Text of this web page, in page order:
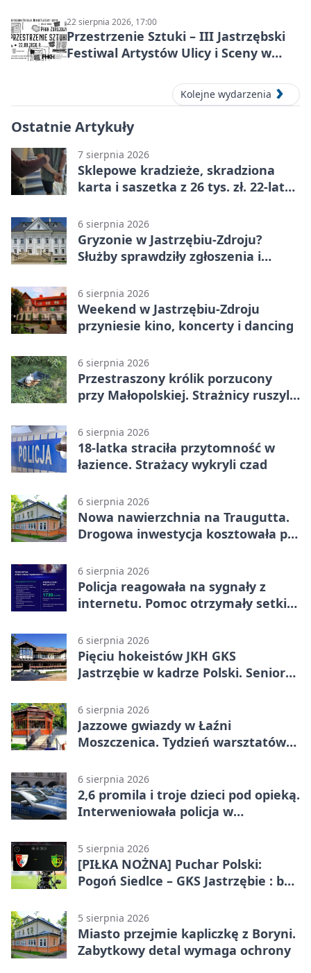
22 sierpnia 2026, 17:00
Przestrzenie Sztuki – III Jastrzębski
Festiwal Artystów Ulicy i Sceny w
Kolejne wydarzenia
Ostatnie Artykuły
7 sierpnia 2026
Sklepowe kradzieże, skradziona
karta i saszetka z 26 tys. zł. 22-latek
6 sierpnia 2026
Gryzonie w Jastrzębiu-Zdroju?
Służby sprawdziły zgłoszenia i
6 sierpnia 2026
Weekend w Jastrzębiu-Zdroju
przyniesie kino, koncerty i dancing
6 sierpnia 2026
Przestraszony królik porzucony
przy Małopolskiej. Strażnicy ruszyli
6 sierpnia 2026
18-latka straciła przytomność w
łazience. Strażacy wykryli czad
6 sierpnia 2026
Nowa nawierzchnia na Traugutta.
Drogowa inwestycja kosztowała pół
6 sierpnia 2026
Policja reagowała na sygnały z
internetu. Pomoc otrzymały setki
6 sierpnia 2026
Pięciu hokeistów JKH GKS
Jastrzębie w kadrze Polski. Seniorzy
6 sierpnia 2026
Jazzowe gwiazdy w Łaźni
Moszczenica. Tydzień warsztatów
6 sierpnia 2026
2,6 promila i troje dzieci pod opieką.
Interweniowała policja w
5 sierpnia 2026
[PIŁKA NOŻNA] Puchar Polski:
Pogoń Siedlce – GKS Jastrzębie : bez
5 sierpnia 2026
Miasto przejmie kapliczkę z Boryni.
Zabytkowy detal wymaga ochrony